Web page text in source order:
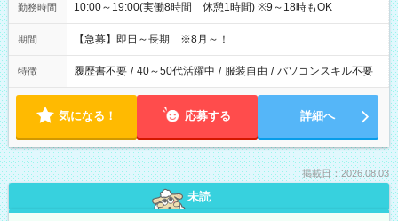
勤務時間 10:00～19:00(実働8時間 休憩1時間) ※9～18時もOK
期間 【急募】即日～長期 ※8月～！
特徴 履歴書不要 / 40～50代活躍中 / 服装自由 / パソコンスキル不要
気になる！ 応募する 詳細へ
掲載日：2026.08.03
未読